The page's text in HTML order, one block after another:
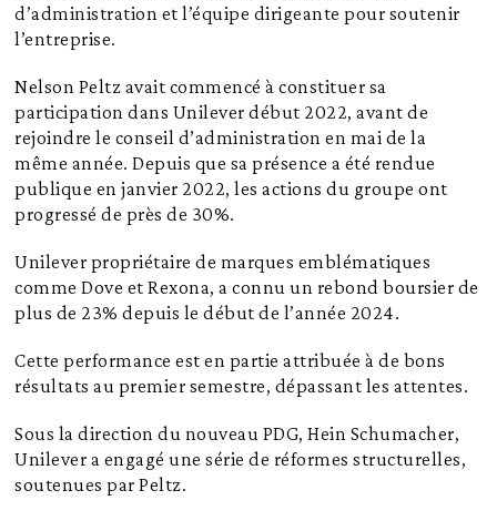
d’administration et l’équipe dirigeante pour soutenir
l’entreprise.
Nelson Peltz avait commencé à constituer sa
participation dans Unilever début 2022, avant de
rejoindre le conseil d’administration en mai de la
même année. Depuis que sa présence a été rendue
publique en janvier 2022, les actions du groupe ont
progressé de près de 30%.
Unilever propriétaire de marques emblématiques
comme Dove et Rexona, a connu un rebond boursier de
plus de 23% depuis le début de l’année 2024.
Cette performance est en partie attribuée à de bons
résultats au premier semestre, dépassant les attentes.
Sous la direction du nouveau PDG, Hein Schumacher,
Unilever a engagé une série de réformes structurelles,
soutenues par Peltz.